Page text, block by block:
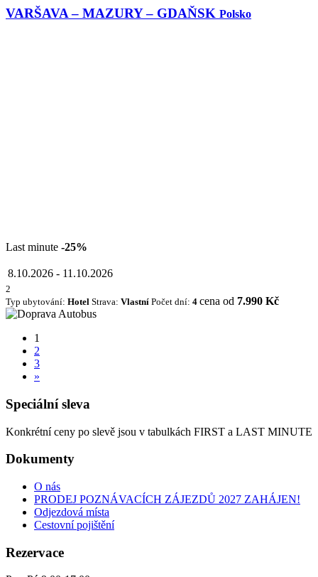
VARŠAVA – MAZURY – GDAŇSK Polsko
Last minute -25%
8.10.2026 - 11.10.2026
2
Typ ubytování: Hotel Strava: Vlastní Počet dní: 4 cena od 7.990 Kč
1
2
3
»
Speciální sleva
Konkrétní ceny po slevě jsou v tabulkách FIRST a LAST MINUTE
Dokumenty
O nás
PRODEJ POZNÁVACÍCH ZÁJEZDŮ 2027 ZAHÁJEN!
Odjezdová místa
Cestovní pojištění
Rezervace